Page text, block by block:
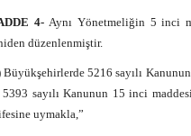
4-Aynı Yönetmeliğin 5 inci
düzenlenmiştir.
Büyükşehirlerde 5216 sayılı
5393 sayılı Kanunun 15 inci
uymakla,”